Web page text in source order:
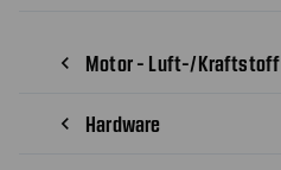
navigate_before Motor - Luft-/Kraftstoff
navigate_before Hardware